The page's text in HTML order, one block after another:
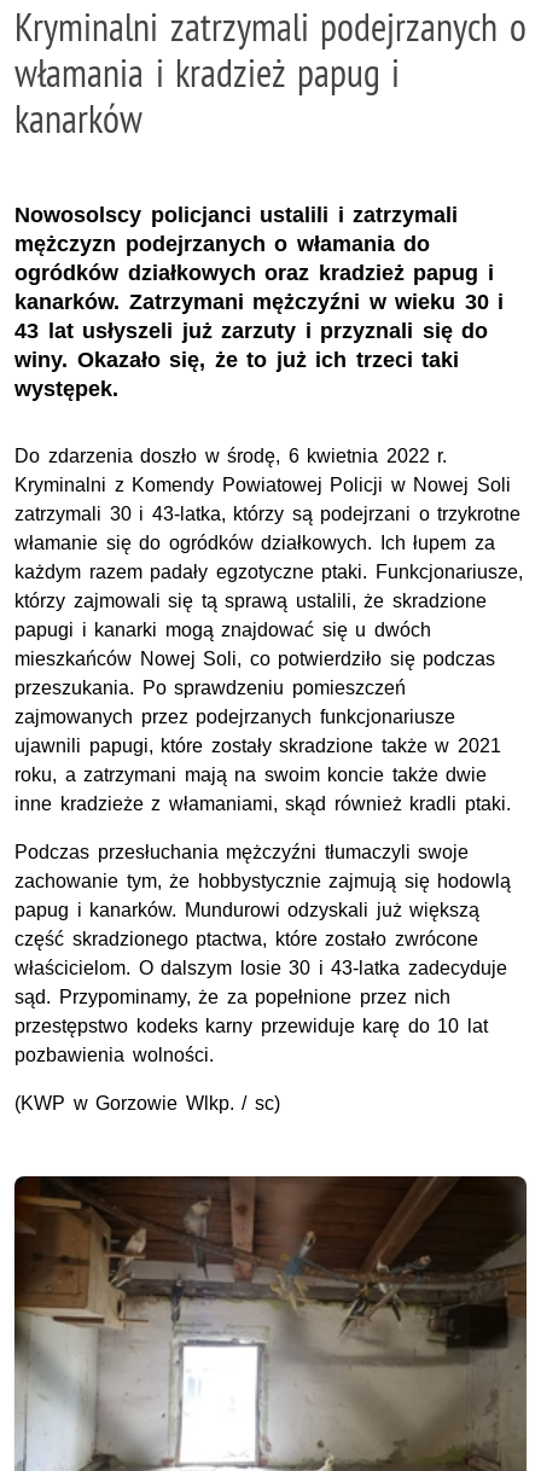
Kryminalni zatrzymali podejrzanych o
włamania i kradzież papug i
kanarków
Nowosolscy policjanci ustalili i zatrzymali
mężczyzn podejrzanych o włamania do
ogródków działkowych oraz kradzież papug i
kanarków. Zatrzymani mężczyźni w wieku 30 i
43 lat usłyszeli już zarzuty i przyznali się do
winy. Okazało się, że to już ich trzeci taki
występek.
Do zdarzenia doszło w środę, 6 kwietnia 2022 r.
Kryminalni z Komendy Powiatowej Policji w Nowej Soli
zatrzymali 30 i 43-latka, którzy są podejrzani o trzykrotne
włamanie się do ogródków działkowych. Ich łupem za
każdym razem padały egzotyczne ptaki. Funkcjonariusze,
którzy zajmowali się tą sprawą ustalili, że skradzione
papugi i kanarki mogą znajdować się u dwóch
mieszkańców Nowej Soli, co potwierdziło się podczas
przeszukania. Po sprawdzeniu pomieszczeń
zajmowanych przez podejrzanych funkcjonariusze
ujawnili papugi, które zostały skradzione także w 2021
roku, a zatrzymani mają na swoim koncie także dwie
inne kradzieże z włamaniami, skąd również kradli ptaki.
Podczas przesłuchania mężczyźni tłumaczyli swoje
zachowanie tym, że hobbystycznie zajmują się hodowlą
papug i kanarków. Mundurowi odzyskali już większą
część skradzionego ptactwa, które zostało zwrócone
właścicielom. O dalszym losie 30 i 43-latka zadecyduje
sąd. Przypominamy, że za popełnione przez nich
przestępstwo kodeks karny przewiduje karę do 10 lat
pozbawienia wolności.
(KWP w Gorzowie Wlkp. / sc)